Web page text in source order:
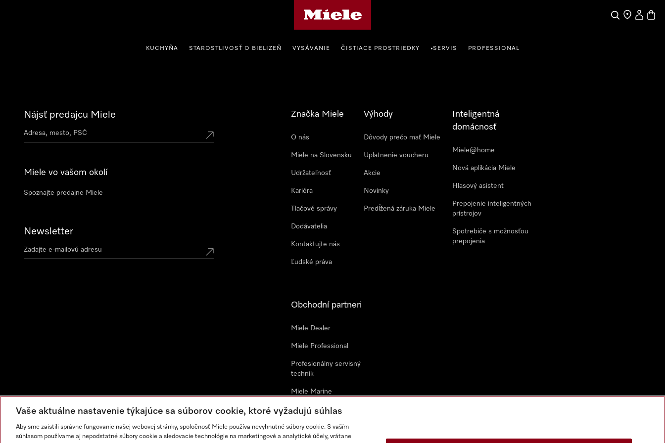
HľadaťNájditeMôj účet
KUCHYŇA STAROSTLIVOSŤ O BIELIZEŇ VYSÁVANIE ČISTIACE PROSTRIEDKY •SERVIS PROFESSIONAL
Nájsť predajcu Miele
Miele vo vašom okolí
Spoznajte predajne Miele
Newsletter
Značka Miele
O nás
Miele na Slovensku
Udržateľnosť
Kariéra
Tlačové správy
Dodávatelia
Kontaktujte nás
Ľudské práva
Výhody
Dôvody prečo mať Miele
Uplatnenie voucheru
Akcie
Novinky
Predĺžená záruka Miele
Inteligentná
domácnosť
Miele@home
Nová aplikácia Miele
Hlasový asistent
Prepojenie inteligentných
prístrojov
Spotrebiče s možnosťou
prepojenia
Obchodní partneri
Miele Dealer
Miele Professional
Profesionálny servisný
technik
Miele Marine
Architekti & Dizajnéri
Všeobecné obchodné
podmienky
Vaše aktuálne nastavenie týkajúce sa súborov cookie, ktoré vyžadujú súhlas
Aby sme zaistili správne fungovanie našej webovej stránky, spoločnosť Miele používa nevyhnutné súbory cookie. S vaším
súhlasom používame aj nepodstatné súbory cookie a sledovacie technológie na marketingové a analytické účely, vrátane